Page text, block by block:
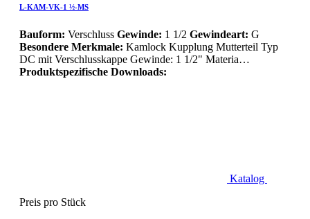
L-KAM-VK-1 ½-MS
Bauform: Verschluss Gewinde: 1 1/2 Gewindeart: G
Besondere Merkmale: Kamlock Kupplung Mutterteil Typ
DC mit Verschlusskappe Gewinde: 1 1/2" Materia…
Produktspezifische Downloads:
Katalog
Preis pro Stück